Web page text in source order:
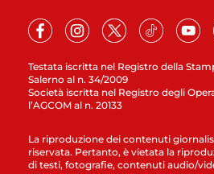
Testata iscritta nel Registro della
Salerno al n. 34/2009
Società iscritta nel Registro degli
l’AGCOM al n. 20133
La riproduzione dei contenuti
riservata. Pertanto, è vietata la
di testi, fotografie, contenuti audio/